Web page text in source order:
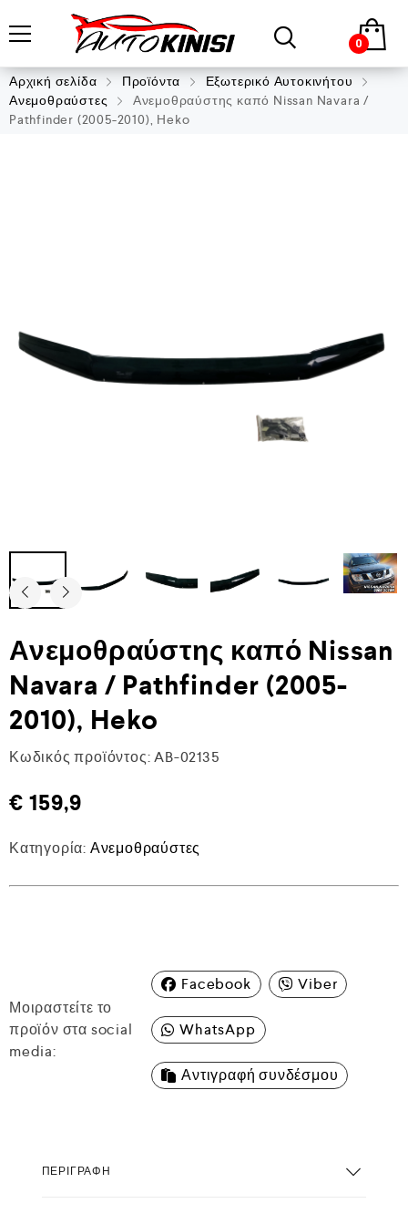
0
Αρχική σελίδα Προϊόντα
Εξωτερικό Αυτοκινήτου
Ανεμοθραύστες
Ανεμοθραύστης καπό Nissan Navara /
Pathfinder (2005-2010), Heko
Ανεμοθραύστης καπό Nissan
Navara / Pathfinder (2005-
2010), Heko
Κωδικός προϊόντος: AB-02135
€ 159,9
Κατηγορία: Ανεμοθραύστες
Μοιραστείτε το
προϊόν στα social
media:
Facebook Viber
WhatsApp
Αντιγραφή συνδέσμου
ΠΕΡΙΓΡΑΦΉ